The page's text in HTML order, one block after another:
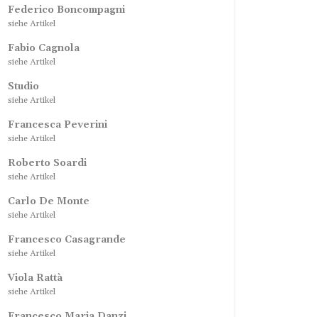
Federico Boncompagni
siehe Artikel
Fabio Cagnola
siehe Artikel
Studio
siehe Artikel
Francesca Peverini
siehe Artikel
Roberto Soardi
siehe Artikel
Carlo De Monte
siehe Artikel
Francesco Casagrande
siehe Artikel
Viola Rattà
siehe Artikel